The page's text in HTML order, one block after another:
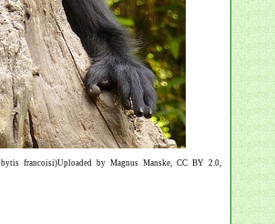
francoisi)Uploaded by Magnus Manske, CC BY 2.0,